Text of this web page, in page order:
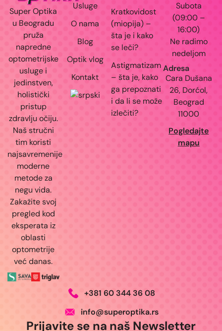
Super Optika
u Beogradu
pruža
napredne
optometrijske
usluge i
jedinstven,
holistički
pristup
zdravlju očiju.
Naš stručni
tim koristi
najsavremenije
moderne
metode za
negu vida.
Zakažite svoj
pregled kod
eksperata iz
oblasti
optometrije
već danas.
Usluge
O nama
Blog
Optik vlog
Kontakt
Kratkovidost
(miopija) –
šta je i kako
se leči?
Astigmatizam
– šta je, kako
ga prepoznati
i da li se može
izlečiti?
Subota
(09:00 –
16:00)
Ne radimo
nedeljom
Adresa
Cara Dušana
26, Dorćol,
Beograd
11000
Pogledajte
mapu
+381 60 344 36 08
info@superoptika.rs
Prijavite se na naš Newsletter